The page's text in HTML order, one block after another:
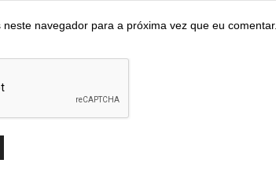
navegador para a próxima vez que eu comentar.